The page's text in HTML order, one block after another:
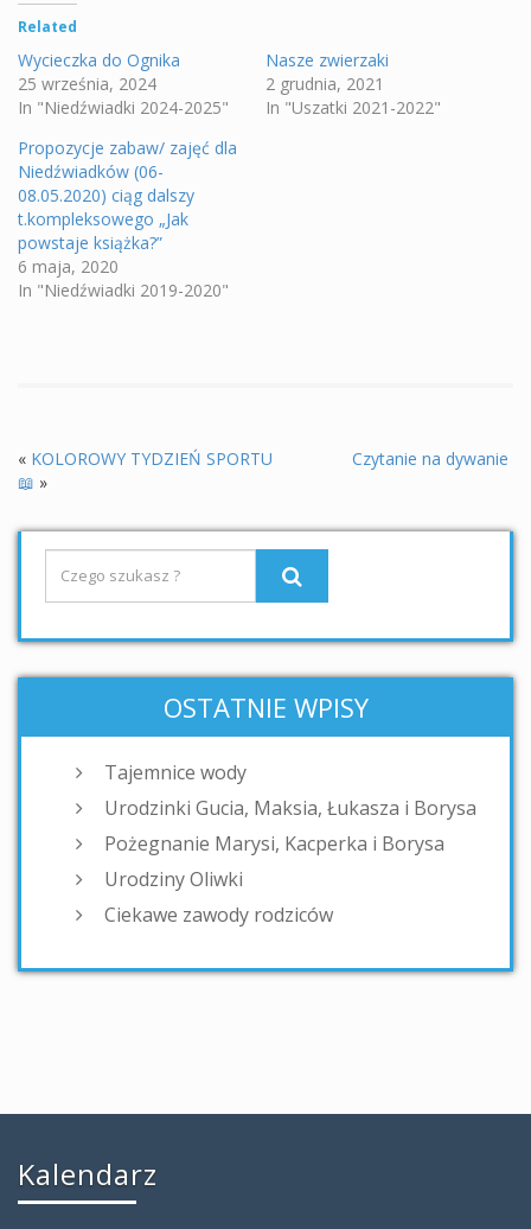
Related
Wycieczka do Ognika
25 września, 2024
In "Niedźwiadki 2024-2025"
Nasze zwierzaki
2 grudnia, 2021
In "Uszatki 2021-2022"
Propozycje zabaw/ zajęć dla
Niedźwiadków (06-
08.05.2020) ciąg dalszy
t.kompleksowego „Jak
powstaje książka?”
6 maja, 2020
In "Niedźwiadki 2019-2020"
« KOLOROWY TYDZIEŃ SPORTU
Czytanie na dywanie
📖 »
OSTATNIE WPISY
Tajemnice wody
Urodzinki Gucia, Maksia, Łukasza i Borysa
Pożegnanie Marysi, Kacperka i Borysa
Urodziny Oliwki
Ciekawe zawody rodziców
Kalendarz